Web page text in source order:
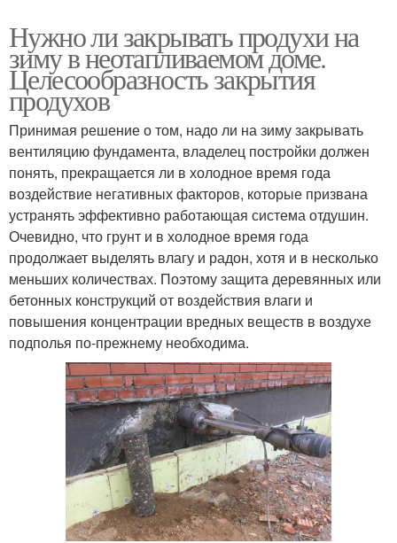
Нужно ли закрывать продухи на
зиму в неотапливаемом доме.
Целесообразность закрытия
продухов
Принимая решение о том, надо ли на зиму закрывать
вентиляцию фундамента, владелец постройки должен
понять, прекращается ли в холодное время года
воздействие негативных факторов, которые призвана
устранять эффективно работающая система отдушин.
Очевидно, что грунт и в холодное время года
продолжает выделять влагу и радон, хотя и в несколько
меньших количествах. Поэтому защита деревянных или
бетонных конструкций от воздействия влаги и
повышения концентрации вредных веществ в воздухе
подполья по-прежнему необходима.